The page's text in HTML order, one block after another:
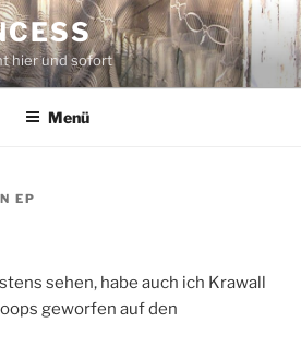
hier und sofort
Menü
EP
sehen, habe auch ich Krawall
geworfen auf den